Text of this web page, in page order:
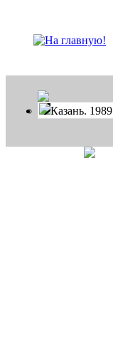
Казань. 1989